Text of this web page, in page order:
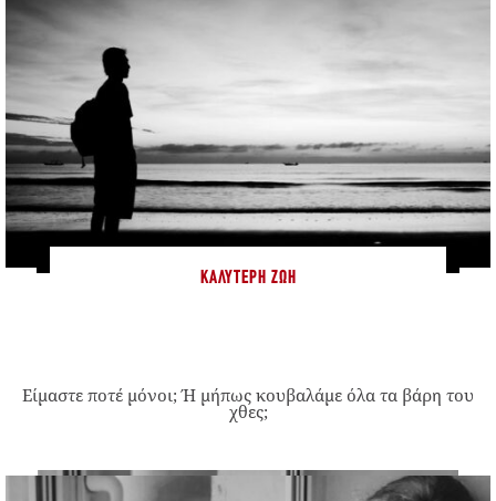
ΚΑΛΎΤΕΡΗ ΖΩΉ
Είμαστε ποτέ μόνοι; Ή μήπως κουβαλάμε όλα τα βάρη του
χθες;